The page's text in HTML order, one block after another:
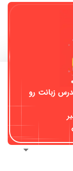
زبانت رو